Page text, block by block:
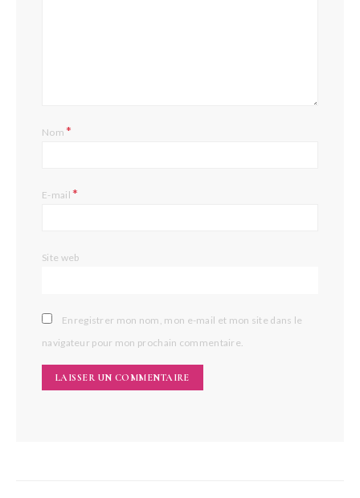
Nom*
E-mail*
Site web
Enregistrer mon nom, mon e-mail et mon site dans le
navigateur pour mon prochain commentaire.